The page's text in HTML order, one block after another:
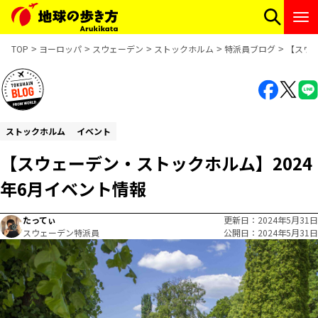
TOP ヨーロッパ スウェーデン ストックホルム 特派員ブログ 【ス
ストックホルム イベント
【スウェーデン・ストックホルム】2024
年6月イベント情報
たってぃ
スウェーデン特派員
更新日
2024年5月31日
公開日
2024年5月31日